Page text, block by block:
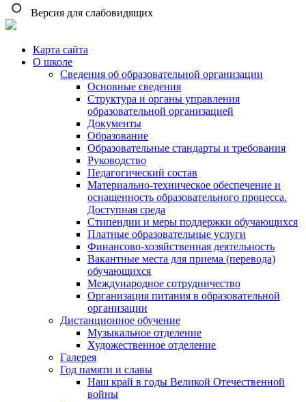
Версия для слабовидящих
Карта сайта
О школе
Сведения об образовательной организации
Основные сведения
Структура и органы управления
образовательной организацией
Документы
Образование
Образовательные стандарты и требования
Руководство
Педагогический состав
Материально-техническое обеспечение и
оснащенность образовательного процесса.
Доступная среда
Стипендии и меры поддержки обучающихся
Платные образовательные услуги
Финансово-хозяйственная деятельность
Вакантные места для приема (перевода)
обучающихся
Международное сотрудничество
Организация питания в образовательной
организации
Дистанционное обучение
Музыкальное отделение
Художественное отделение
Галерея
Год памяти и славы
Наш край в годы Великой Отечественной
войны